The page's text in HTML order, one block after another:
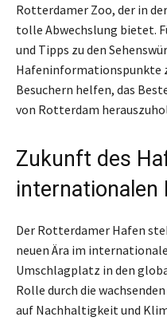
Rotterdamer Zoo, der in
tolle Abwechslung bietet.
und Tipps zu den
Hafeninformationspunkte
Besuchern helfen, das
von Rotterdam
Zukunft des
internationalen
Der Rotterdamer Hafen
neuen Ära im
Umschlagplatz in den
Rolle durch die
auf Nachhaltigkeit und